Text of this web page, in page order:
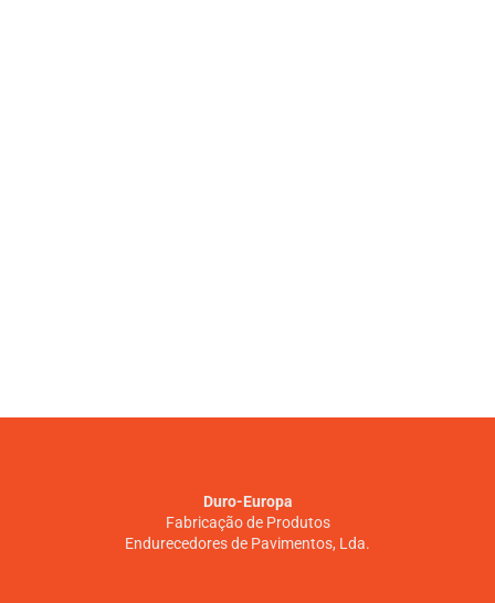
Duro-Europa
Fabricação de Produtos
Endurecedores de Pavimentos, Lda.